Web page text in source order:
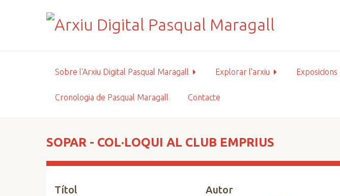
Sobre l'Arxiu Digital Pasqual Maragall Explorar l'arxiu Exposicions
Cronologia de Pasqual Maragall Contacte
SOPAR - COL·LOQUI AL CLUB EMPRIUS
Títol Autor